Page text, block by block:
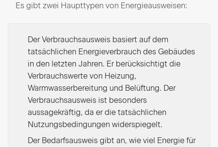
Es gibt zwei Haupttypen von Energieausweisen:
Der Verbrauchsausweis basiert auf dem
tatsächlichen Energieverbrauch des Gebäudes
in den letzten Jahren. Er berücksichtigt die
Verbrauchswerte von Heizung,
Warmwasserbereitung und Belüftung. Der
Verbrauchsausweis ist besonders
aussagekräftig, da er die tatsächlichen
Nutzungsbedingungen widerspiegelt.
Der Bedarfsausweis gibt an, wie viel Energie für